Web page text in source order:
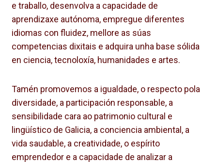
e traballo, desenvolva a capacidade de
aprendizaxe autónoma, empregue diferentes
idiomas con fluidez, mellore as súas
competencias dixitais e adquira unha base sólida
en ciencia, tecnoloxía, humanidades e artes.
Tamén promovemos a igualdade, o respecto pola
diversidade, a participación responsable, a
sensibilidade cara ao patrimonio cultural e
lingüístico de Galicia, a conciencia ambiental, a
vida saudable, a creatividade, o espírito
emprendedor e a capacidade de analizar a